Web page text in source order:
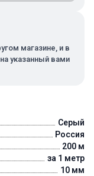
Серый
Россия
200 м
за 1 метр
10 мм
магазине, и в
указанный вами